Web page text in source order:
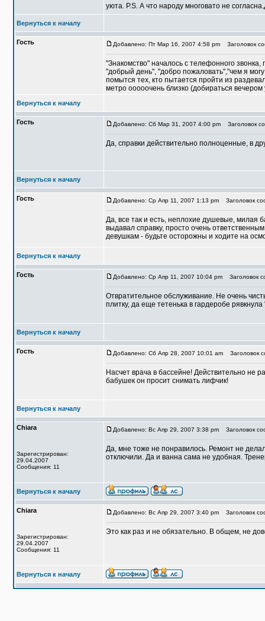
уюта. P.S. А что народу многовато не
Вернуться к началу
Гость Добавлено: Пт Мар 16, 2007 4:58 pm Заголовок
"Знакомство" началось с телефонного
"добрый день", "добро пожаловать","чем я
помытся тех, кто пытается пройти из
метро ооооочень близко (добираться
Вернуться к началу
Гость Добавлено: Сб Мар 31, 2007 4:00 pm Заголовок
Да, справки действительно полноценные, в
Вернуться к началу
Гость Добавлено: Ср Апр 11, 2007 1:13 pm Заголовок
Да, все так и есть, неплохие душевые, милая
выдавал справку, просто очень
девушкам - будьте осторожны и ходите на
Вернуться к началу
Гость Добавлено: Ср Апр 11, 2007 10:04 pm Заголовок
Отвратительное обслуживание. Не очень
плитку, да еще тетенька в гардеробе
Вернуться к началу
Гость Добавлено: Сб Апр 28, 2007 10:01 am Заголовок
Насчет врача в бассейне! Действительно не
бабушек он просит снимать лифчик!
Вернуться к началу
Chiara
Зарегистрирован:
29.04.2007
Сообщения: 11
Добавлено: Вс Апр 29, 2007 3:38 pm Заголовок
Да, мне тоже не понравилось. Ремонт не
отключили. Да и ванна сама не удобная.
Вернуться к началу
Chiara
Зарегистрирован:
29.04.2007
Сообщения: 11
Добавлено: Вс Апр 29, 2007 3:40 pm Заголовок
Это как раз и не обязательно. В общем, не
Вернуться к началу